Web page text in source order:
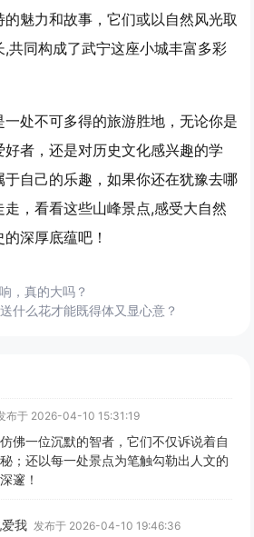
魅力和故事，它们或以自然风光取
共同构成了武宁这座小城丰富多彩
处不可多得的旅游胜地，无论你是
者，还是对历史文化感兴趣的学
自己的乐趣，如果你还在犹豫去哪
，看看这些山峰景点,感受大自然
深厚底蕴吧！
，真的大吗？
什么花才能既得体又显心意？
布于 2026-04-10 15:31:19
佛一位沉默的智者，它们不仅诉说着自
；还以每一处景点为笔触勾勒出人文的
邃！
我 发布于 2026-04-10 19:46:36